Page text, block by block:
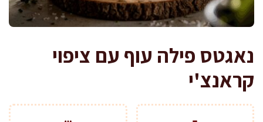
נאגטס פילה עוף עם ציפוי
קראנצ'י